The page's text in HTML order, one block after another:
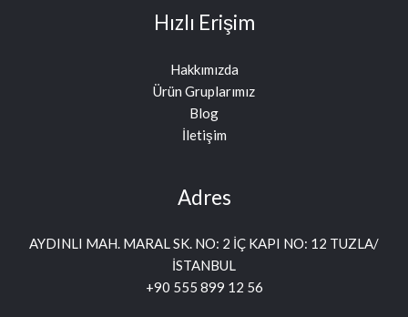
Hızlı Erişim
Hakkımızda
Ürün Gruplarımız
Blog
İletişim
Adres
AYDINLI MAH. MARAL SK. NO: 2 İÇ KAPI NO: 12 TUZLA/
İSTANBUL
+90 555 899 12 56